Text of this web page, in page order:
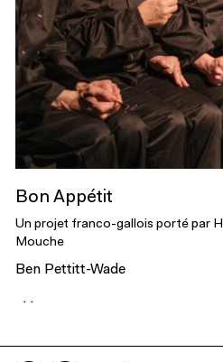
Bon Appétit
Un projet franco-gallois porté par
Mouche
Ben Pettitt-Wade
. .